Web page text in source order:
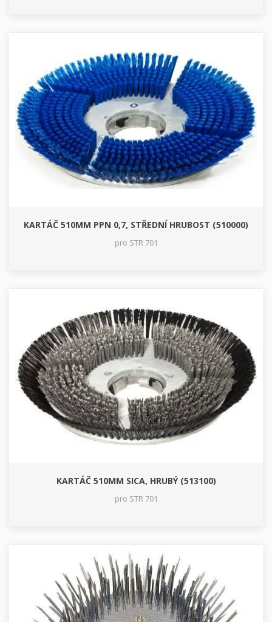
KARTÁČ 510MM PPN 0,7, STŘEDNÍ HRUBOST (510000)
pro STR 701
KARTÁČ 510MM SICA, HRUBÝ (513100)
pro STR 701